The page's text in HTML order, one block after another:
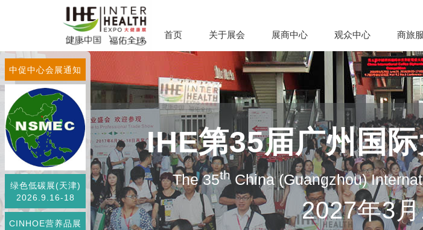
首页 关于展会 展商中心 观众中心 商旅
IHE第35届广州国
The 35thChina (Guangzhou)
2027年3
中促中心会展通知
绿色低碳展(天津)
2026.9.16-18
CINHOE营养品展